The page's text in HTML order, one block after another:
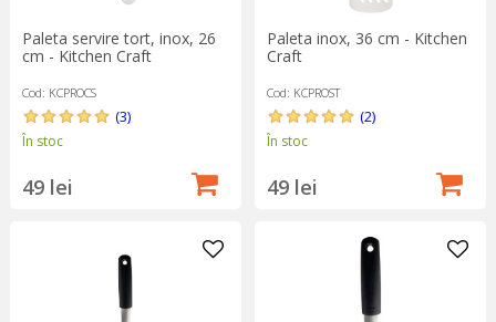
Paleta servire tort, inox, 26
cm - Kitchen Craft
Cod: KCPROCS
(3)
În stoc
49 lei
Paleta inox, 36 cm - Kitchen
Craft
Cod: KCPROST
(2)
În stoc
49 lei